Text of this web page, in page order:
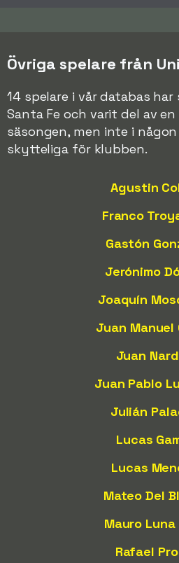
Övriga spelare från
14 spelare i vår databas
Santa Fe och varit del av
säsongen, men inte i
skytteliga för klubben.
Agustin
Franco
Gastón
Jerónimo
Joaquín
Juan Manuel
Juan
Juan Pablo
Julián
Lucas
Lucas
Mateo Del
Mauro Luna
Rafael